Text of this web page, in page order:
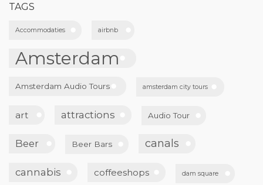
TAGS
Accommodaties airbnb
Amsterdam
Amsterdam Audio Tours amsterdam city tours
art attractions Audio Tour
Beer Beer Bars canals
cannabis coffeeshops dam square